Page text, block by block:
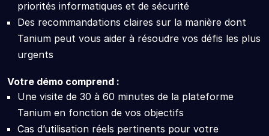
priorités informatiques et de sécurité
Des recommandations claires sur la manière dont
Tanium peut vous aider à résoudre vos défis les plus
urgents
Votre démo comprend :
Une visite de 30 à 60 minutes de la plateforme
Tanium en fonction de vos objectifs
Cas d’utilisation réels pertinents pour votre